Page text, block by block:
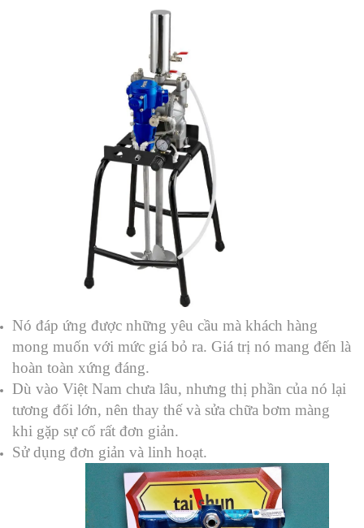
Nó đáp ứng được những yêu cầu mà khách hàng
mong muốn với mức giá bỏ ra. Giá trị nó mang đến là
hoàn toàn xứng đáng.
Dù vào Việt Nam chưa lâu, nhưng thị phần của nó lại
tương đối lớn, nên thay thế và sửa chữa bơm màng
khi gặp sự cố rất đơn giản.
Sử dụng đơn giản và linh hoạt.